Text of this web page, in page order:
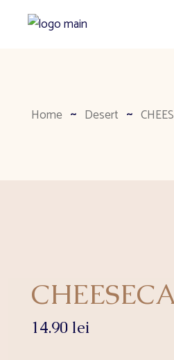
Home Desert
14.90 lei